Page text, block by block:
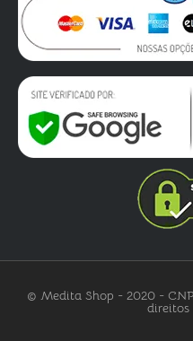
© Medita Shop - 2020 -
direitos